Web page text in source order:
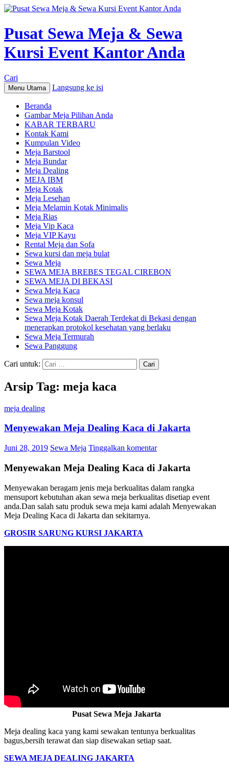
Pusat Sewa Meja & Sewa
Kursi Event Kantor Anda
Cari
Menu Utama Langsung ke isi
Beranda
Gambar Meja Pilihan Anda
KABAR TERBARU
Kontak Kami
Kumpulan Video
Meja Barstool
Meja Bundar
Meja Dealing
MEJA IBM
Meja Kotak
Meja Lesehan
Meja Melamin Kotak Minimalis
Meja Rias
Meja Vip Kaca
Meja VIP Kayu
Rental Meja dan Sofa
Sewa kursi dan meja bulat
Sewa Meja
SEWA MEJA BREBES TEGAL CIREBON
SEWA MEJA DI BEKASI
Sewa Meja Kaca
Sewa meja konsul
Sewa Meja Kotak
Sewa Meja Kotak Daerah Terdekat di Bekasi dengan
menerapkan protokol kesehatan yang berlaku
Sewa Meja Termurah
Sewa Panggung
Cari untuk:
Arsip Tag: meja kaca
meja dealing
Menyewakan Meja Dealing Kaca di Jakarta
Juni 28, 2019 Sewa Meja Tinggalkan komentar
Menyewakan Meja Dealing Kaca di Jakarta
Menyewakan beragam jenis meja berkualitas dalam rangka
mensuport kebutuhan akan sewa meja berkualitas disetiap event
anda.Dan salah satu produk sewa meja kami adalah Menyewakan
Meja Dealing Kaca di Jakarta dan sekitarnya.
GROSIR SARUNG KURSI JAKARTA
Pusat Sewa Meja Jakarta
Meja dealing kaca yang kami sewakan tentunya berkualitas
bagus,bersih terawat dan siap disewakan setiap saat.
SEWA MEJA DEALING JAKARTA